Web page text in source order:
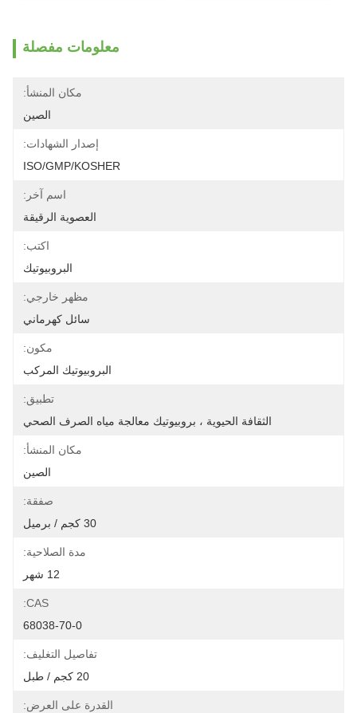
معلومات مفصلة
مكان المنشأ:
الصين
إصدار الشهادات:
ISO/GMP/KOSHER
اسم آخر:
العصوية الرقيقة
اكتب:
البروبيوتيك
مظهر خارجي:
سائل كهرماني
مكون:
البروبيوتيك المركب
تطبيق:
الثقافة الحيوية ، بروبيوتيك معالجة مياه الصرف الصحي
مكان المنشأ:
الصين
صفقة:
30 كجم / برميل
مدة الصلاحية:
12 شهر
CAS:
68038-70-0
تفاصيل التغليف:
20 كجم / طبل
القدرة على العرض: